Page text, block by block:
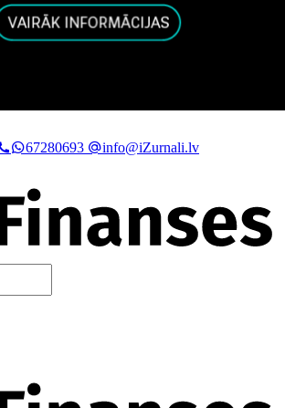
67280693
info@iZurnali.lv